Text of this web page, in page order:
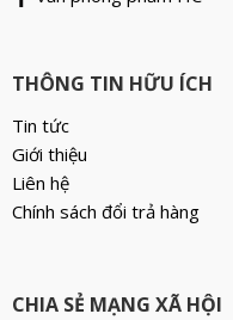
THÔNG TIN HỮU ÍCH
Tin tức
Giới thiệu
Liên hệ
Chính sách đổi trả hàng
CHIA SẺ MẠNG XÃ HỘI